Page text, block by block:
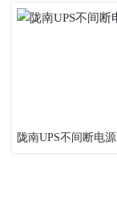
陇南UPS不间断电源